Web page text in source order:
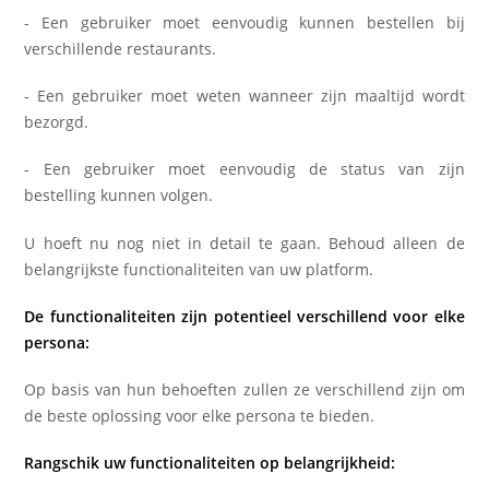
- Een gebruiker moet eenvoudig kunnen bestellen bij
verschillende restaurants.
- Een gebruiker moet weten wanneer zijn maaltijd wordt
bezorgd.
- Een gebruiker moet eenvoudig de status van zijn
bestelling kunnen volgen.
U hoeft nu nog niet in detail te gaan. Behoud alleen de
belangrijkste functionaliteiten van uw platform.
De functionaliteiten zijn potentieel verschillend voor elke
persona:
Op basis van hun behoeften zullen ze verschillend zijn om
de beste oplossing voor elke persona te bieden.
Rangschik uw functionaliteiten op belangrijkheid: